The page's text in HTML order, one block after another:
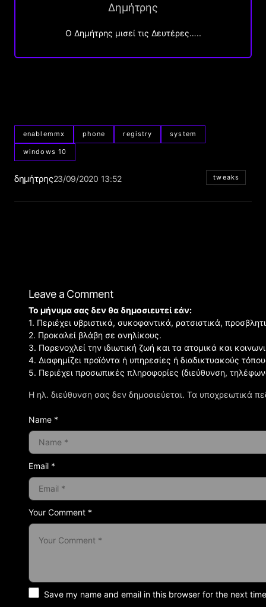
Δημήτρης
O Δημήτρης μισεί τις Δευτέρες…..
enablemmx phone registry system
windows 10
δημήτρης23/09/2020 13:52 tweaks
Leave a Comment
Η ηλ. διεύθυνση σας δεν δημοσιεύεται. Τα υποχρεωτικά
Your Comment *
Το μήνυμα σας δεν θα δημοσιευτεί εάν:
1. Περιέχει υβριστικά, συκοφαντικά, ρατσιστικά,
2. Προκαλεί βλάβη σε ανηλίκους.
3. Παρενοχλεί την ιδιωτική ζωή και τα ατομικά και
4. Διαφημίζει προϊόντα ή υπηρεσίες ή διαδικτυακούς
5. Περιέχει προσωπικές πληροφορίες (διεύθυνση,
Name *
Email *
Save my name and email in this browser for the next